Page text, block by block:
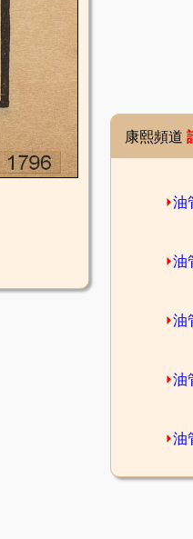
康熙頻道
⏵油
⏵油
⏵油
⏵油
⏵油